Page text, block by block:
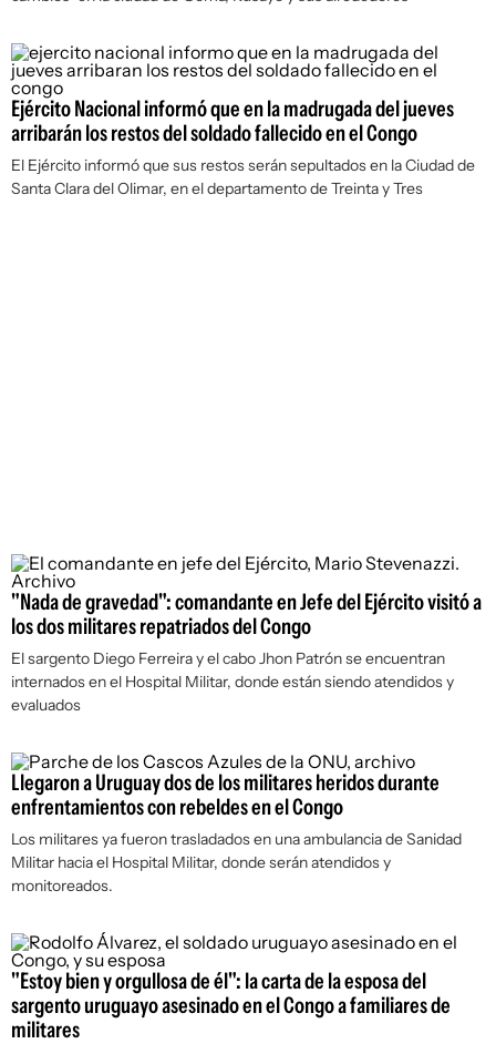
Ejército Nacional informó que en la madrugada del jueves
arribarán los restos del soldado fallecido en el Congo
El Ejército informó que sus restos serán sepultados en la Ciudad de
Santa Clara del Olimar, en el departamento de Treinta y Tres
"Nada de gravedad": comandante en Jefe del Ejército visitó a
los dos militares repatriados del Congo
El sargento Diego Ferreira y el cabo Jhon Patrón se encuentran
internados en el Hospital Militar, donde están siendo atendidos y
evaluados
Llegaron a Uruguay dos de los militares heridos durante
enfrentamientos con rebeldes en el Congo
Los militares ya fueron trasladados en una ambulancia de Sanidad
Militar hacia el Hospital Militar, donde serán atendidos y
monitoreados.
"Estoy bien y orgullosa de él": la carta de la esposa del
sargento uruguayo asesinado en el Congo a familiares de
militares